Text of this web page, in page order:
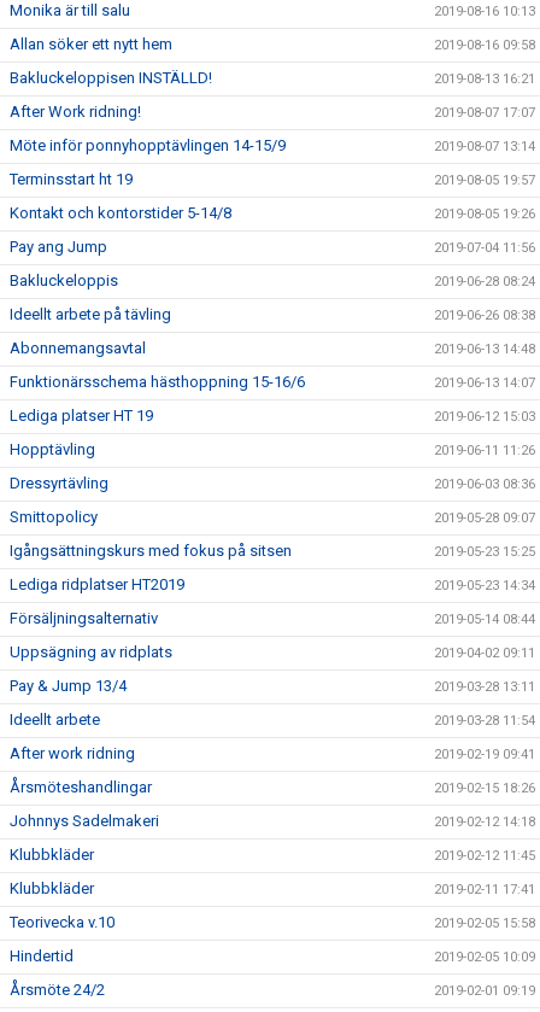
Monika är till salu 2019-08-16 10:13
Allan söker ett nytt hem 2019-08-16 09:58
Bakluckeloppisen INSTÄLLD! 2019-08-13 16:21
After Work ridning! 2019-08-07 17:07
Möte inför ponnyhopptävlingen 14-15/9 2019-08-07 13:14
Terminsstart ht 19 2019-08-05 19:57
Kontakt och kontorstider 5-14/8 2019-08-05 19:26
Pay ang Jump 2019-07-04 11:56
Bakluckeloppis 2019-06-28 08:24
Ideellt arbete på tävling 2019-06-26 08:38
Abonnemangsavtal 2019-06-13 14:48
Funktionärsschema hästhoppning 15-16/6 2019-06-13 14:07
Lediga platser HT 19 2019-06-12 15:03
Hopptävling 2019-06-11 11:26
Dressyrtävling 2019-06-03 08:36
Smittopolicy 2019-05-28 09:07
Igångsättningskurs med fokus på sitsen 2019-05-23 15:25
Lediga ridplatser HT2019 2019-05-23 14:34
Försäljningsalternativ 2019-05-14 08:44
Uppsägning av ridplats 2019-04-02 09:11
Pay & Jump 13/4 2019-03-28 13:11
Ideellt arbete 2019-03-28 11:54
After work ridning 2019-02-19 09:41
Årsmöteshandlingar 2019-02-15 18:26
Johnnys Sadelmakeri 2019-02-12 14:18
Klubbkläder 2019-02-12 11:45
Klubbkläder 2019-02-11 17:41
Teorivecka v.10 2019-02-05 15:58
Hindertid 2019-02-05 10:09
Årsmöte 24/2 2019-02-01 09:19